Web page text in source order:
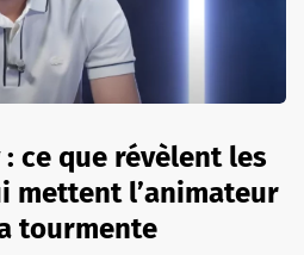
ce que révèlent les
mettent l’animateur
tourmente